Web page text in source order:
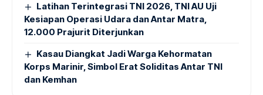
Latihan Terintegrasi TNI 2026, TNI AU Uji
Kesiapan Operasi Udara dan Antar Matra,
12.000 Prajurit Diterjunkan
Kasau Diangkat Jadi Warga Kehormatan
Korps Marinir, Simbol Erat Soliditas Antar TNI
dan Kemhan